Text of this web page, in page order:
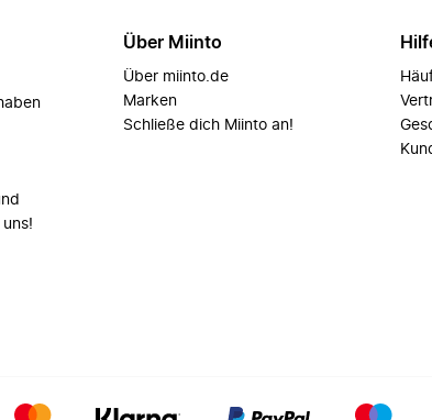
Über Miinto
Über miinto.de
Marken
Schließe dich Miinto an!